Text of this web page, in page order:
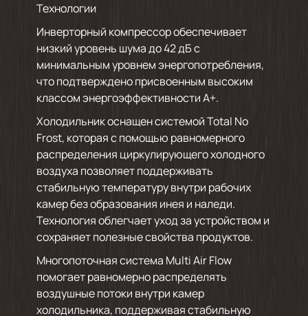
Технологии
Инверторный компрессор обеспечивает
низкий уровень шума до 42 дБ с
минимальным уровнем энергопотребления,
что подтверждено присвоенным высоким
классом энергоэффективности А+.
Холодильник оснащен системой Total No
Frost, которая с помощью равномерного
распределения циркулирующего холодного
воздуха позволяет поддерживать
стабильную температуру внутри рабочих
камер без образования инея и наледи.
Технология облегчает уход за устройством и
сохраняет полезные свойства продуктов.
Многопоточная система Multi Air Flow
помогает равномерно распределять
воздушные потоки внутри камер
холодильника, поддерживая стабильную